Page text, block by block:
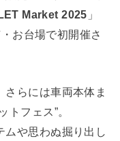
Market 2025 」
お台場で初開催さ
らには車両本体ま
トフェス”。
ムや思わぬ掘り出し